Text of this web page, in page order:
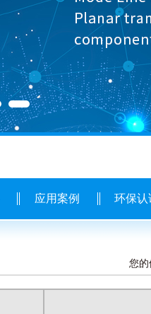
应用案例 环保认
您的